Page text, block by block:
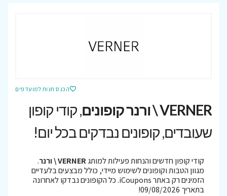
הכנס חנות למועדפים
VERNER \ ורנר קופונים
, קודי קופון
שעובדים, קופונים נבדקים בכל יום!
קודי קופון חדשים והנחות פעילות למותגVERNER \ ורנר
.
מגוון הטבות וקופונים לשימוש מיידי, כולל מבצעים בלעדיים
הזמינים רק באתר iCoupons. כל הקופונים נבדקו לאחרונה
בתאריך 09/08/2026!